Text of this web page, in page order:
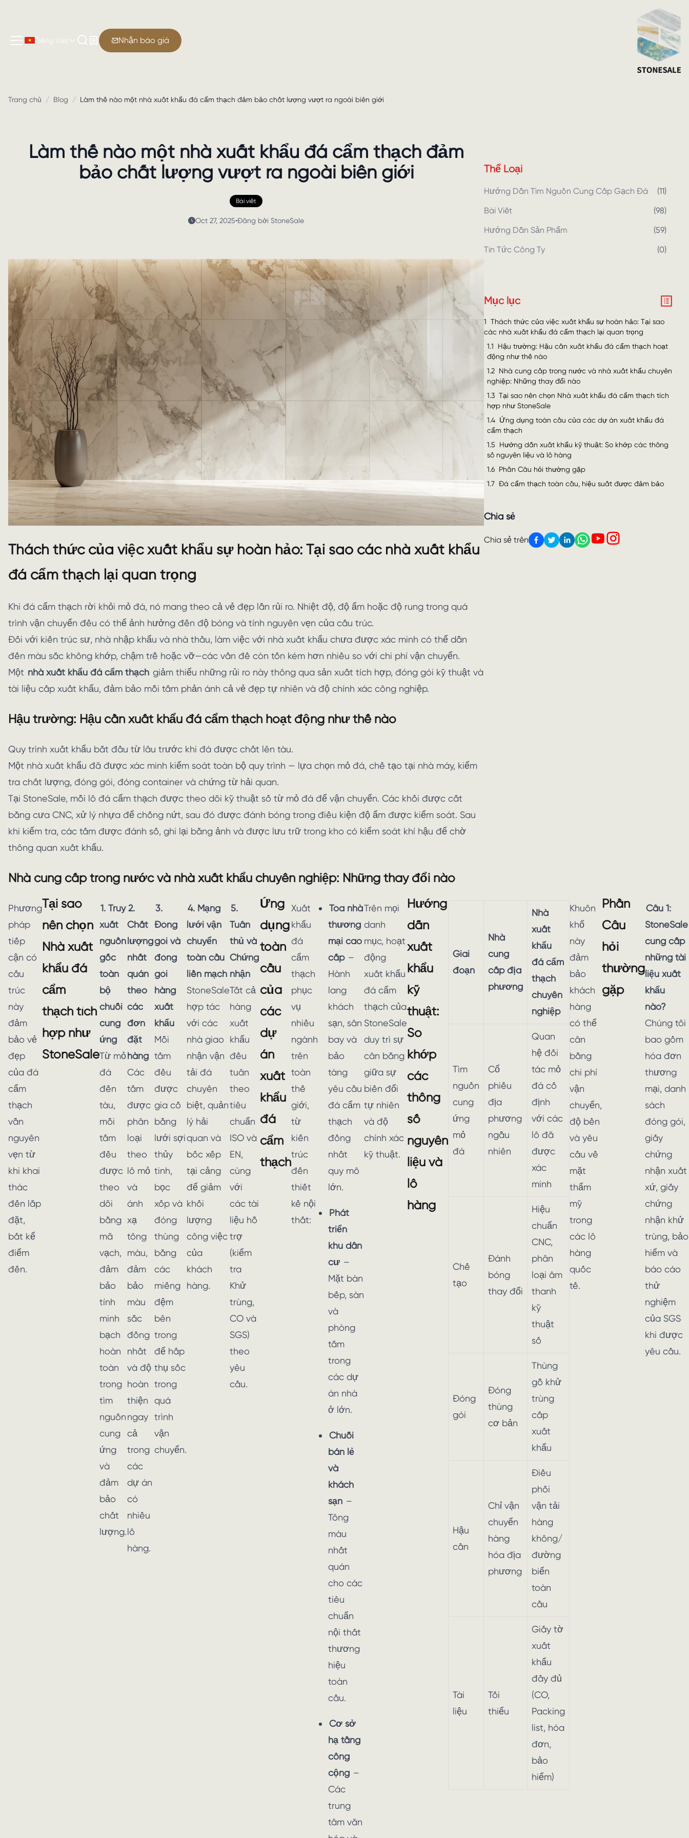
Tiếng Việt Nhận báo giá
Trang chủ / Blog / Làm thế nào một nhà xuất khẩu đá cẩm thạch đảm bảo chất lượng vượt ra ngoài biên giới
Làm thế nào một nhà xuất khẩu đá cẩm thạch đảm
bảo chất lượng vượt ra ngoài biên giới
Bài viết
Oct 27, 2025•Đăng bởi StoneSale
Thách thức của việc xuất khẩu sự hoàn hảo: Tại sao các nhà xuất khẩu
đá cẩm thạch lại quan trọng
Khi đá cẩm thạch rời khỏi mỏ đá, nó mang theo cả vẻ đẹp lẫn rủi ro. Nhiệt độ, độ ẩm hoặc độ rung trong quá
trình vận chuyển đều có thể ảnh hưởng đến độ bóng và tính nguyên vẹn của cấu trúc.
Đối với kiến trúc sư, nhà nhập khẩu và nhà thầu, làm việc với nhà xuất khẩu chưa được xác minh có thể dẫn
đến màu sắc không khớp, chậm trễ hoặc vỡ—các vấn đề còn tốn kém hơn nhiều so với chi phí vận chuyển.
Một nhà xuất khẩu đá cẩm thạch giảm thiểu những rủi ro này thông qua sản xuất tích hợp, đóng gói kỹ thuật và
tài liệu cấp xuất khẩu, đảm bảo mỗi tấm phản ánh cả vẻ đẹp tự nhiên và độ chính xác công nghiệp.
Hậu trường: Hậu cần xuất khẩu đá cẩm thạch hoạt động như thế nào
Quy trình xuất khẩu bắt đầu từ lâu trước khi đá được chất lên tàu.
Một nhà xuất khẩu đã được xác minh kiểm soát toàn bộ quy trình — lựa chọn mỏ đá, chế tạo tại nhà máy, kiểm
tra chất lượng, đóng gói, đóng container và chứng từ hải quan.
Tại StoneSale, mỗi lô đá cẩm thạch được theo dõi kỹ thuật số từ mỏ đá để vận chuyển. Các khối được cắt
bằng cưa CNC, xử lý nhựa để chống nứt, sau đó được đánh bóng trong điều kiện độ ẩm được kiểm soát. Sau
khi kiểm tra, các tấm được đánh số, ghi lại bằng ảnh và được lưu trữ trong kho có kiểm soát khí hậu để chờ
thông quan xuất khẩu.
Nhà cung cấp trong nước và nhà xuất khẩu chuyên nghiệp: Những thay đổi nào
Phương
pháp
tiếp
cận có
cấu
trúc
này
đảm
bảo vẻ
đẹp
của đá
cẩm
thạch
vẫn
nguyên
vẹn từ
khi khai
thác
đến lắp
đặt,
bất kể
điểm
đến.
Tại sao
nên chọn
Nhà xuất
khẩu đá
cẩm
thạch tích
hợp như
StoneSale
1. Truy
xuất
nguồn
gốc
toàn
bộ
chuỗi
cung
ứng
Từ mỏ
đá
đến
tàu,
mỗi
tấm
đều
được
theo
dõi
bằng
mã
vạch,
đảm
bảo
tính
minh
bạch
hoàn
toàn
trong
tìm
nguồn
cung
ứng
và
đảm
bảo
chất
lượng.
2.
Chất
lượng
nhất
quán
theo
các
đơn
đặt
hàng
Các
tấm
được
phân
loại
theo
lô mỏ
và
ánh
xạ
tông
màu,
đảm
bảo
màu
sắc
đồng
nhất
và độ
hoàn
thiện
ngay
cả
trong
các
dự án
có
nhiều
lô
hàng.
3.
Đóng
gói và
đóng
gói
hàng
xuất
khẩu
Mỗi
tấm
đều
được
gia cố
bằng
lưới sợi
thủy
tinh,
bọc
xốp và
đóng
thùng
bằng
các
miếng
đệm
bên
trong
để hấp
thụ sốc
trong
quá
trình
vận
chuyển.
4. Mạng
lưới vận
chuyển
toàn cầu
liền mạch
StoneSale
hợp tác
với các
nhà giao
nhận vận
tải đá
chuyên
biệt, quản
lý hải
quan và
bốc xếp
tại cảng
để giảm
khối
lượng
công việc
của
khách
hàng.
5.
Tuân
thủ và
Chứng
nhận
Tất cả
hàng
xuất
khẩu
đều
tuân
theo
tiêu
chuẩn
ISO và
EN,
cùng
với
các tài
liệu hỗ
trợ
(kiểm
tra
Khử
trùng,
CO và
SGS)
theo
yêu
cầu.
Ứng
dụng
toàn
cầu
của
các
dự
án
xuất
khẩu
đá
cẩm
thạch
Xuất
khẩu
đá
cẩm
thạch
phục
vụ
nhiều
ngành
trên
toàn
thế
giới,
từ
kiến
trúc
đến
thiết
kế nội
thất:
Tòa nhà
thương
mại cao
cấp –
Hành
lang
khách
sạn, sân
bay và
bảo
tàng
yêu cầu
đá cẩm
thạch
đồng
nhất
quy mô
lớn.
Phát
triển
khu dân
cư –
Mặt bàn
bếp, sàn
và
phòng
tắm
trong
các dự
án nhà
ở lớn.
Chuỗi
bán lẻ
và
khách
sạn –
Tông
màu
nhất
quán
cho các
tiêu
chuẩn
nội thất
thương
hiệu
toàn
cầu.
Cơ sở
hạ tầng
công
cộng –
Các
trung
tâm văn
Trên mọi
danh
mục, hoạt
động
xuất khẩu
đá cẩm
thạch của
StoneSale
duy trì sự
cân bằng
giữa sự
biến đổi
tự nhiên
và độ
chính xác
kỹ thuật.
Hướng
dẫn
xuất
khẩu
kỹ
thuật:
So
khớp
các
thông
số
nguyên
liệu và
lô
hàng
Giai
đoạn
Nhà
cung
cấp địa
phương
Nhà
xuất
khẩu
đá cẩm
thạch
chuyên
nghiệp
Tìm
nguồn
cung
ứng
mỏ
đá
Cổ
phiếu
địa
phương
ngẫu
nhiên
Quan
hệ đối
tác mỏ
đá cố
định
với các
lô đã
được
xác
minh
Chế
tạo
Đánh
bóng
thay đổi
Hiệu
chuẩn
CNC,
phân
loại âm
thanh
kỹ
thuật
số
Đóng
gói
Đóng
thùng
cơ bản
Thùng
gỗ khử
trùng
cấp
xuất
khẩu
Hậu
cần
Chỉ vận
chuyển
hàng
hóa địa
phương
Điều
phối
vận tải
hàng
không/
đường
biển
toàn
cầu
Tài
liệu
Tối
thiểu
Giấy tờ
xuất
khẩu
đầy đủ
(CO,
Packing
list, hóa
đơn,
bảo
hiểm)
Khuôn
khổ
này
đảm
bảo
khách
hàng
có thể
cân
bằng
chi phí
vận
chuyển,
độ bền
và yêu
cầu về
mặt
thẩm
mỹ
trong
các lô
hàng
quốc
tế.
Phần
Câu
hỏi
thường
gặp
Câu 1:
StoneSale
cung cấp
những tài
liệu xuất
khẩu
nào?
Chúng tôi
bao gồm
hóa đơn
thương
mại, danh
sách
đóng gói,
giấy
chứng
nhận xuất
xứ, giấy
chứng
nhận khử
trùng, bảo
hiểm và
báo cáo
thử
nghiệm
của SGS
khi được
yêu cầu.
Thể Loại
Hướng Dẫn Tìm Nguồn Cung Cấp Gạch Đá (11)
Bài Viết
(98)
Hướng Dẫn Sản Phẩm
(59)
Tin Tức Công Ty
(0)
Mục lục
1 Thách thức của việc xuất khẩu sự hoàn hảo: Tại sao
các nhà xuất khẩu đá cẩm thạch lại quan trọng
1.1
Hậu trường: Hậu cần xuất khẩu đá cẩm thạch hoạt
động như thế nào
1.2 Nhà cung cấp trong nước và nhà xuất khẩu chuyên
nghiệp: Những thay đổi nào
1.3 Tại sao nên chọn Nhà xuất khẩu đá cẩm thạch tích
hợp như StoneSale
1.4 Ứng dụng toàn cầu của các dự án xuất khẩu đá
cẩm thạch
1.5
Hướng dẫn xuất khẩu kỹ thuật: So khớp các thông
số nguyên liệu và lô hàng
1.6 Phần Câu hỏi thường gặp
1.7 Đá cẩm thạch toàn cầu, hiệu suất được đảm bảo
Chia sẻ
Chia sẻ trên